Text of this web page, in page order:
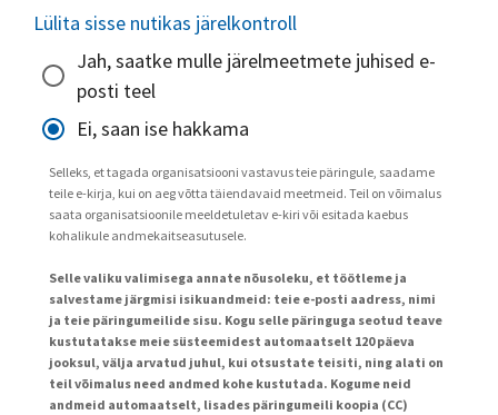
Lülita sisse nutikas järelkontroll
Jah, saatke mulle järelmeetmete juhised e-
posti teel
Ei, saan ise hakkama
Selleks, et tagada organisatsiooni vastavus teie päringule, saadame
teile e-kirja, kui on aeg võtta täiendavaid meetmeid. Teil on võimalus
saata organisatsioonile meeldetuletav e-kiri või esitada kaebus
kohalikule andmekaitseasutusele.
Selle valiku valimisega annate nõusoleku, et töötleme ja
salvestame järgmisi isikuandmeid: teie e-posti aadress, nimi
ja teie päringumeilide sisu. Kogu selle päringuga seotud teave
kustutatakse meie süsteemidest automaatselt 120 päeva
jooksul, välja arvatud juhul, kui otsustate teisiti, ning alati on
teil võimalus need andmed kohe kustutada. Kogume neid
andmeid automaatselt, lisades päringumeili koopia (CC)